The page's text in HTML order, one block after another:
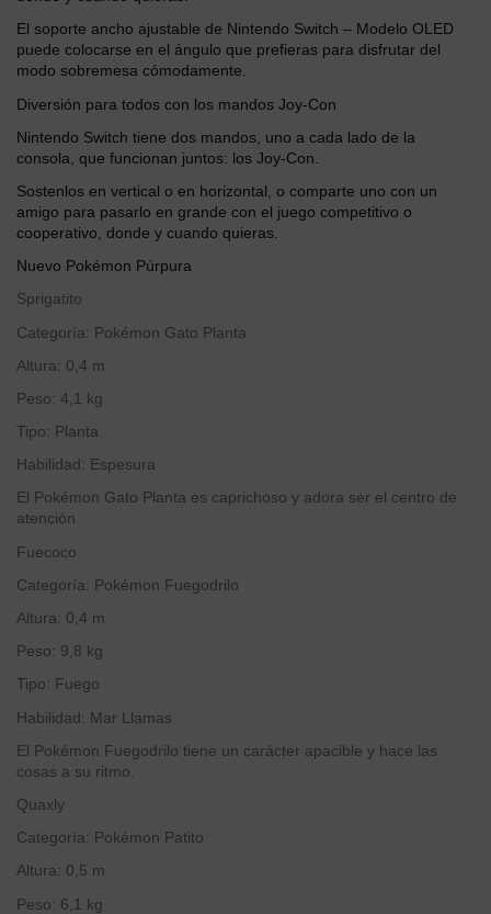
El soporte ancho ajustable de Nintendo Switch – Modelo OLED
puede colocarse en el ángulo que prefieras para disfrutar del
modo sobremesa cómodamente.
Diversión para todos con los mandos Joy-Con
Nintendo Switch tiene dos mandos, uno a cada lado de la
consola, que funcionan juntos: los Joy-Con.
Sostenlos en vertical o en horizontal, o comparte uno con un
amigo para pasarlo en grande con el juego competitivo o
cooperativo, donde y cuando quieras.
Nuevo Pokémon Púrpura
Sprigatito
Categoría: Pokémon Gato Planta
Altura: 0,4 m
Peso: 4,1 kg
Tipo: Planta
Habilidad: Espesura
El Pokémon Gato Planta es caprichoso y adora ser el centro de
atención
Fuecoco
Categoría: Pokémon Fuegodrilo
Altura: 0,4 m
Peso: 9,8 kg
Tipo: Fuego
Habilidad: Mar Llamas
El Pokémon Fuegodrilo tiene un carácter apacible y hace las
cosas a su ritmo.
Quaxly
Categoría: Pokémon Patito
Altura: 0,5 m
Peso: 6,1 kg